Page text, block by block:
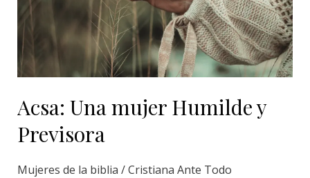
Acsa: Una mujer Humilde y
Previsora
Mujeres de la biblia /Cristiana Ante Todo
Previsora